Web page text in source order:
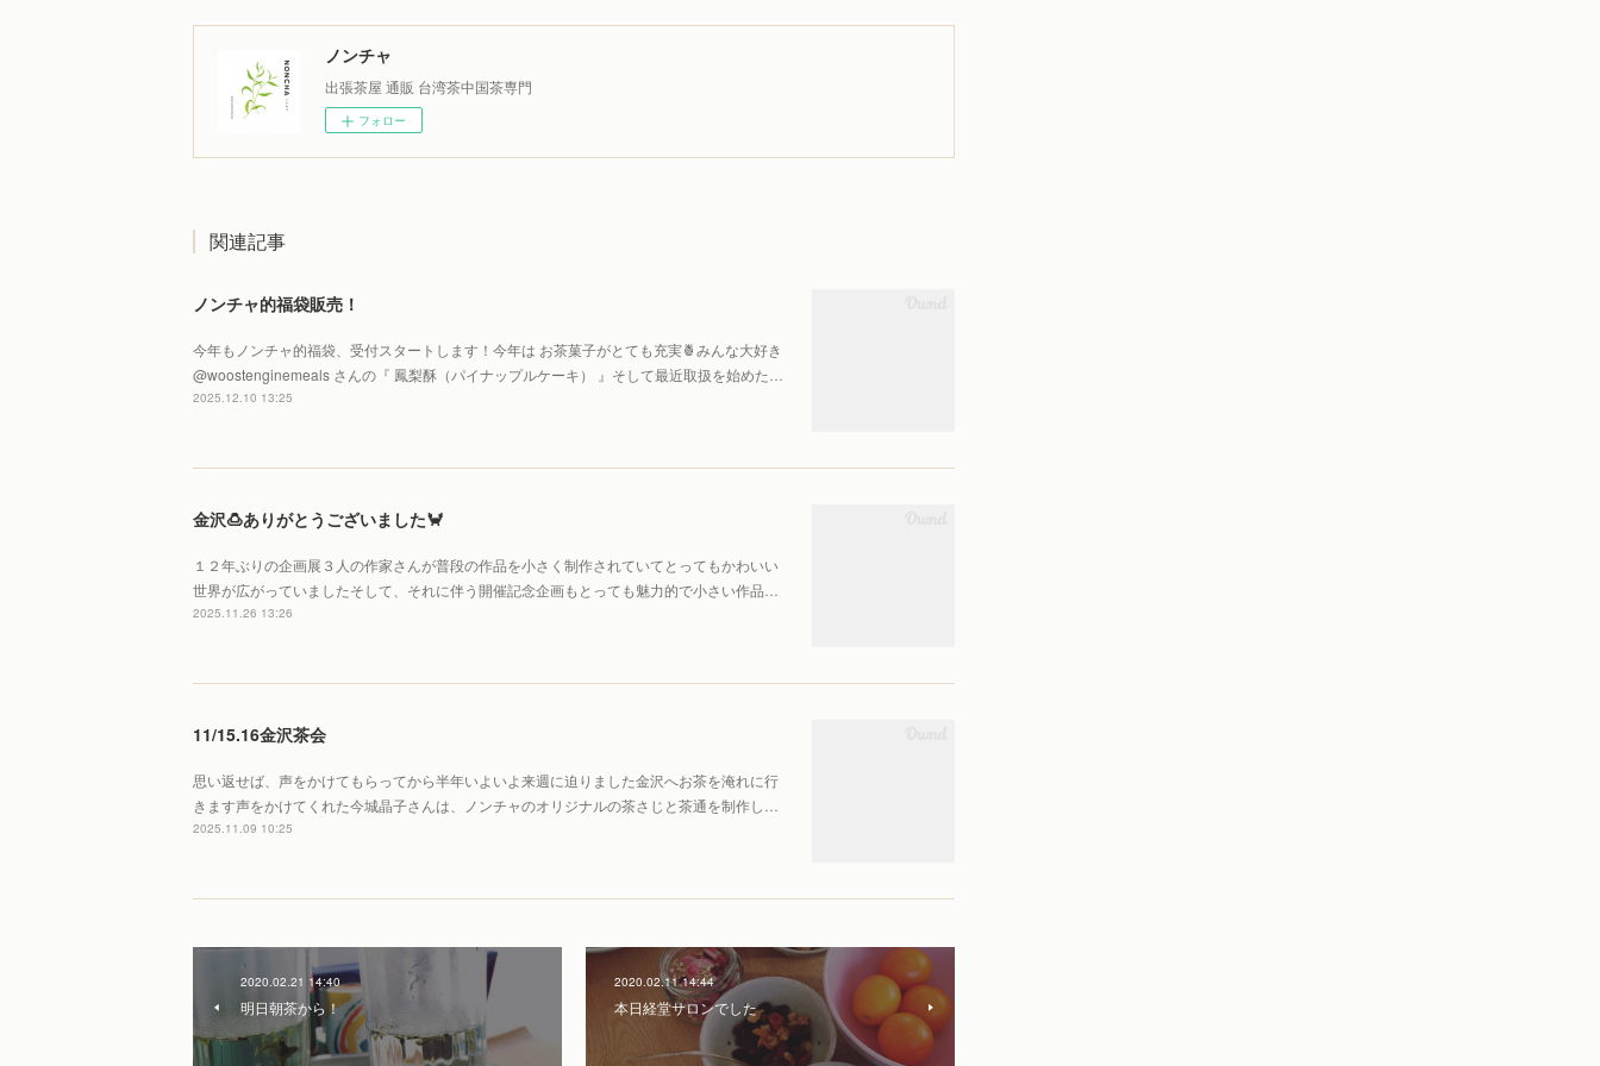
ノンチャ
出張茶屋 通販 台湾茶中国茶専門
フォロー
関連記事
ノンチャ的福袋販売！
今年もノンチャ的福袋、受付スタートします！今年は お茶菓子がとても充実🍍みんな大好き
@woostenginemeals さんの『 鳳梨酥（パイナップルケーキ） 』そして最近取扱を始めた…
2025.12.10 13:25
金沢🍮ありがとうございました🦀
１２年ぶりの企画展３人の作家さんが普段の作品を小さく制作されていてとってもかわいい
世界が広がっていましたそして、それに伴う開催記念企画もとっても魅力的で小さい作品…
2025.11.26 13:26
11/15.16金沢茶会
思い返せば、声をかけてもらってから半年いよいよ来週に迫りました金沢へお茶を淹れに行
きます声をかけてくれた今城晶子さんは、ノンチャのオリジナルの茶さじと茶通を制作し…
2025.11.09 10:25
2020.02.21 14:40
明日朝茶から！
2020.02.11 14:44
本日経堂サロンでした